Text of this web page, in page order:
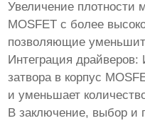
Увеличение плотности
MOSFET с более
позволяющие
Интеграция драйверов:
затвора в корпус
и уменьшает
В заключение, выбор и